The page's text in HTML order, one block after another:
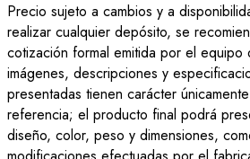
Precio sujeto a cambios y a
realizar cualquier depósito, se
cotización formal emitida por el equipo
imágenes, descripciones y
presentadas tienen carácter
referencia; el producto final podrá
diseño, color, peso y dimensiones,